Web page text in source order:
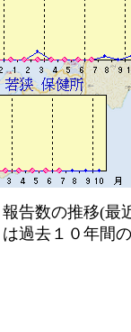
数の推移(最
去１０年間の